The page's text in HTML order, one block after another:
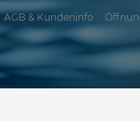
AGB & Kundeninfo